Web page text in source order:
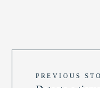
PREVIOUS